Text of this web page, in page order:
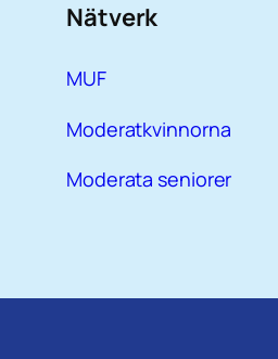
Nätverk
MUF
Moderatkvinnorna
Moderata seniorer